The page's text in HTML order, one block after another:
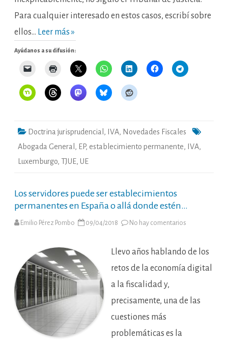
Para cualquier interesado en estos casos, escribí sobre
ellos… Leer más »
Ayúdanos a su difusión:
Doctrina jurisprudencial , IVA, Novedades Fiscales
Abogada General , EP, establecimiento permanente, IVA,
Luxemburgo, TJUE, UE
Los servidores puede ser establecimientos
permanentes en España o allá donde estén…
Emilio Pérez Pombo 09/04/2018 No hay comentarios
ser
permanentes
en
donde
Llevo años hablando de los
retos de la economía digital
a la fiscalidad y,
precisamente, una de las
cuestiones más
problemáticas es la